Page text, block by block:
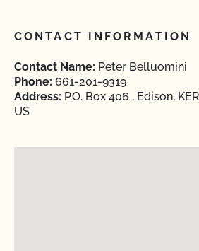
CONTACT INFORMATION
Contact Name: Peter Belluomini
Phone: 661-201-9319
Address: P.O. Box 406 , Edison,
US